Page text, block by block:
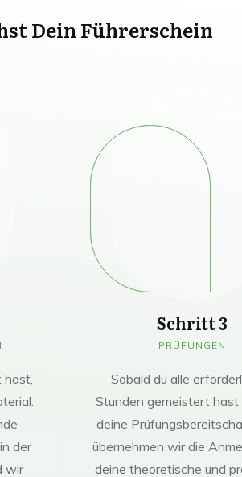
Dein Führerschein
hast,
der
wir
Schritt 3
PRÜFUNGEN
Sobald du alle
Stunden gemeistert hast
deine
übernehmen wir die
deine theoretische und